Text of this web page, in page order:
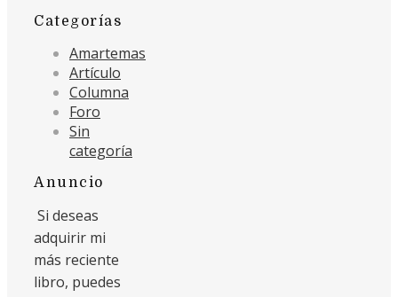
Categorías
Amartemas
Artículo
Columna
Foro
Sin
categoría
Anuncio
Si deseas
adquirir mi
más reciente
libro, puedes